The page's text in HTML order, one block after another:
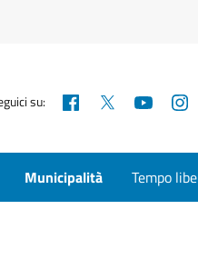
su: Facebook
Municipalità Tempo